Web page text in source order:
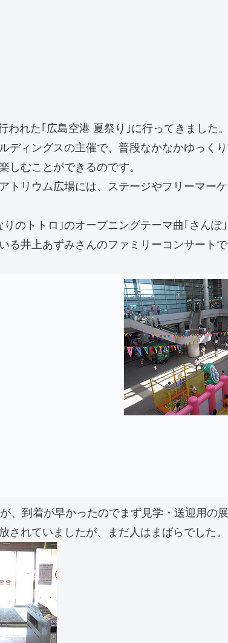
われた｢広島空港 夏祭り｣に行ってきました。
ディングスの主催で、普段なかなかゆっく
しむことができるのです。
トリウム広場には、ステージやフリーマー
のトトロ｣のオープニングテーマ曲｢さんぽ
る井上あずみさんのファミリーコンサートで
、到着が早かったのでまず見学・送迎用の
されていましたが、まだ人はまばらでした。